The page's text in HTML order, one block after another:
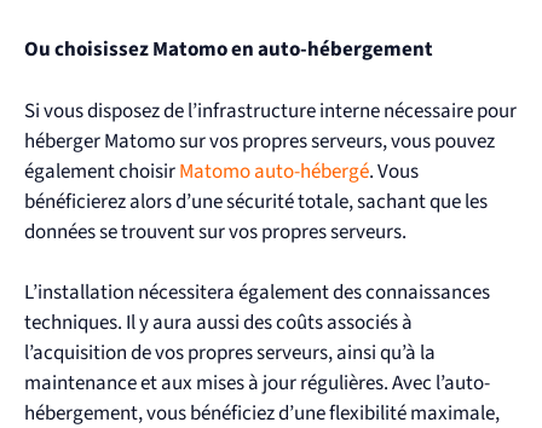
Ou choisissez Matomo en auto-hébergement
Si vous disposez de l’infrastructure interne nécessaire pour
héberger Matomo sur vos propres serveurs, vous pouvez
également choisirMatomo auto-hébergé. Vous
bénéficierez alors d’une sécurité totale, sachant que les
données se trouvent sur vos propres serveurs.
L’installation nécessitera également des connaissances
techniques. Il y aura aussi des coûts associés à
l’acquisition de vos propres serveurs, ainsi qu’à la
maintenance et aux mises à jour régulières. Avec l’auto-
hébergement, vous bénéficiezd’une flexibilité maximale,